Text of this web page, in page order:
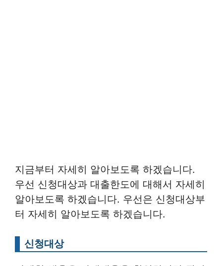
지금부터 자세히 알아보도록 하겠습니다.
우선 신청대상과 대출한도에 대해서 자세히
알아보도록 하겠습니다. 우선은 신청대상부
터 자세히 알아보도록 하겠습니다.
신청대상